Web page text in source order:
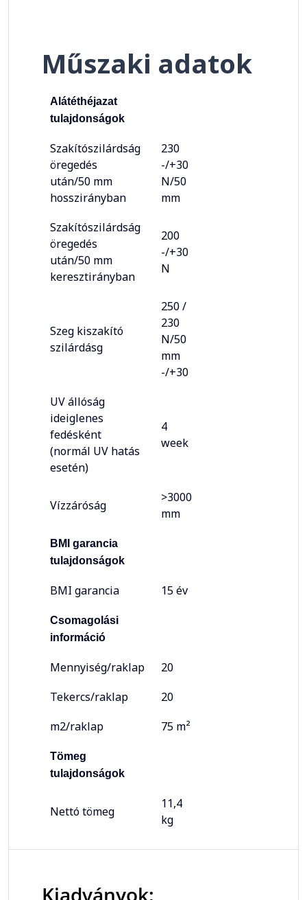
Műszaki adatok
Alátéthéjazat
tulajdonságok
Szakítószilárdság
öregedés
után/50 mm
hosszirányban
230
-/+30
N/50
mm
Szakítószilárdság
öregedés
után/50 mm
keresztirányban
200
-/+30
N
Szeg kiszakító
szilárdásg
250 /
230
N/50
mm
-/+30
UV állóság
ideiglenes
fedésként
(normál UV hatás
esetén)
4
week
Vízzáróság
>3000
mm
BMI garancia
tulajdonságok
BMI garancia 15 év
Csomagolási
információ
Mennyiség/raklap
20
Tekercs/raklap
20
m2/raklap
75 m²
Tömeg
tulajdonságok
Nettó tömeg
11,4
kg
Kiadványok: